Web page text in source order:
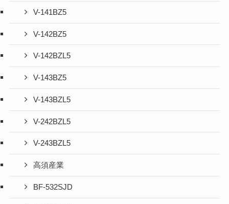
V-141BZ5
V-142BZ5
V-142BZL5
V-143BZ5
V-143BZL5
V-242BZL5
V-243BZL5
高須産業
BF-532SJD